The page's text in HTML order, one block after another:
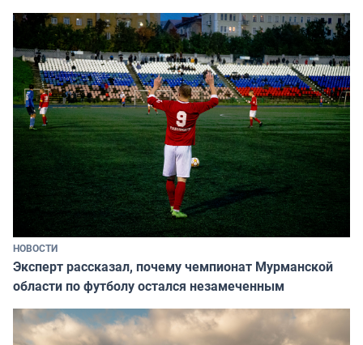
НОВОСТИ
Эксперт рассказал, почему чемпионат Мурманской
области по футболу остался незамеченным